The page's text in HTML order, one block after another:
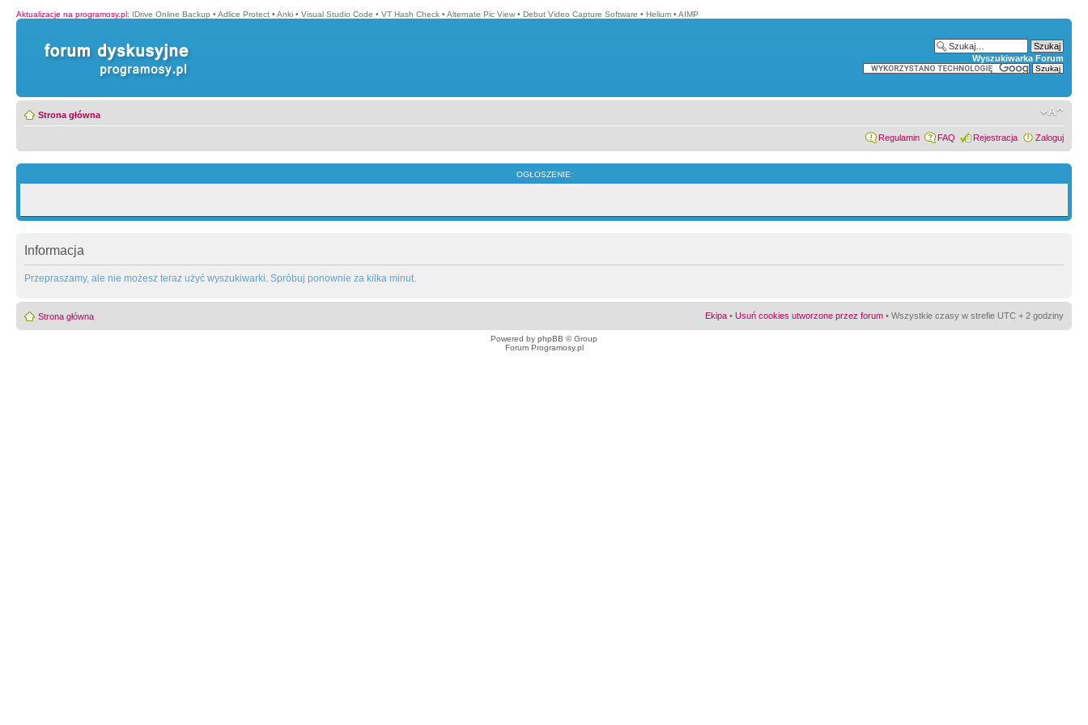
Aktualizacje na programosy.pl: IDrive Online Backup • Adlice Protect • Anki • Visual Studio Code • VT Hash Check • Alternate Pic View • Debut Video Capture Software • Helium • AIMP
Wyszukiwarka Forum
Strona główna
Regulamin FAQ Rejestracja Zaloguj
OGŁOSZENIE:
Informacja
Przepraszamy, ale nie możesz teraz użyć wyszukiwarki. Spróbuj ponownie za kilka minut.
Strona główna Ekipa • Usuń cookies utworzone przez forum • Wszystkie czasy w strefie UTC + 2 godziny
Powered by phpBB © Group
Forum Programosy.pl